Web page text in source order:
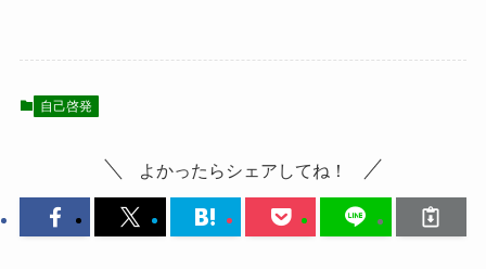
自己啓発
よかったらシェアしてね！